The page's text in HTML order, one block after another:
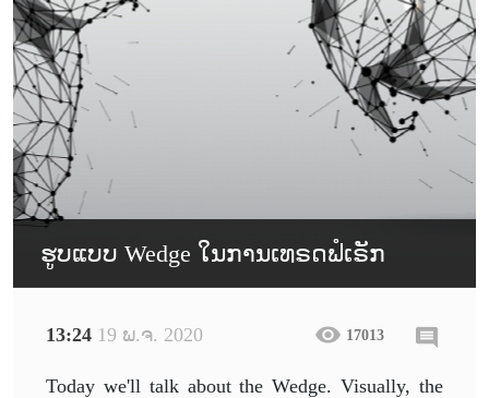
ຮູບແບບ Wedge ໃນການເທຣດຟໍເຣັກ
13:24 19 ພ.ຈ. 2020 17013
Today we'll talk about the Wedge. Visually, the